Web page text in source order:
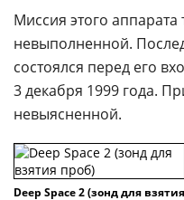
Миссия этого аппарата
невыполненной.
состоялся перед его
3 декабря 1999 года.
невыясненной.
Deep Space 2 (зонд для взятия